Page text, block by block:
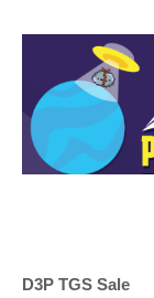
D3P TGS Sale